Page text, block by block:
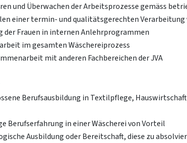
und Überwachen der Arbeitsprozesse gemäss
einer termin- und qualitätsgerechten Verarbeitung
der Frauen in internen Anlehrprogrammen
im gesamten Wäschereiprozess
mit anderen Fachbereichen der JVA
Berufsausbildung in Textilpflege,
Berufserfahrung in einer Wäscherei von Vorteil
Ausbildung oder Bereitschaft, diese zu